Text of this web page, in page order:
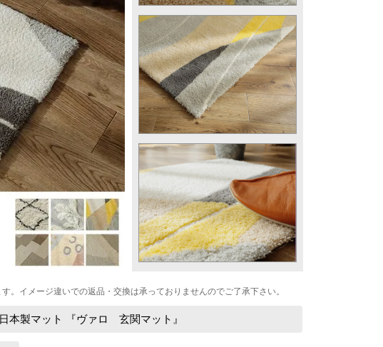
イメージ違いでの返品・交換は承っておりませんのでご了承下さい。
本製マット 『ヴァロ 玄関マット』